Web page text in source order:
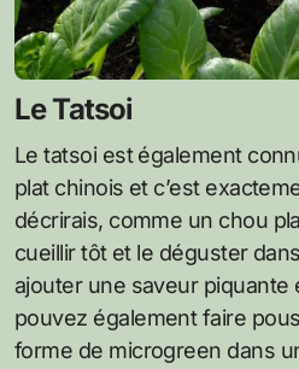
Le Tatsoi
Le tatsoi est également
plat chinois et c’est
décrirais, comme un chou
cueillir tôt et le déguster
ajouter une saveur piquante
pouvez également faire
forme de microgreen dans